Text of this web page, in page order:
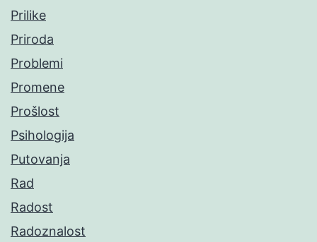
Prilike
Priroda
Problemi
Promene
Prošlost
Psihologija
Putovanja
Rad
Radost
Radoznalost